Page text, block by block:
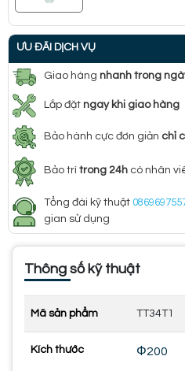
ƯU ĐÃI DỊCH VỤ
Giao hàng nhanh trong
Lắp đặt ngay khi giao hàng
Bảo hành cực đơn giản chỉ
Bảo trì trong 24h có nhân
Tổng đài kỹ thuật
gian sử dụng
Thông số kỹ thuật
Mã sản phẩm TT34T1
Kích thước Φ200